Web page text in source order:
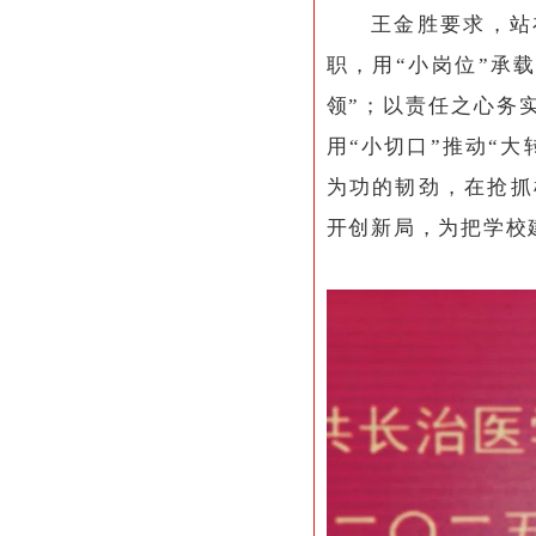
王金胜要求，
职，用“小岗位”承
领”；以责任之心务
用“小切口”推动“大
为功的韧劲，在抢
开创新局，为把学